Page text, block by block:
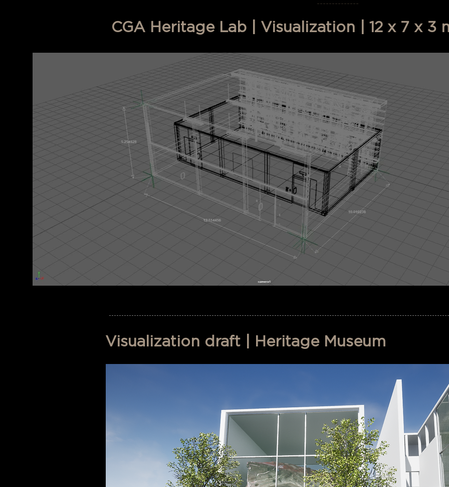
CGA Heritage Lab | Visualization | 12 x 7 x 3
Visualization draft | Heritage Museum